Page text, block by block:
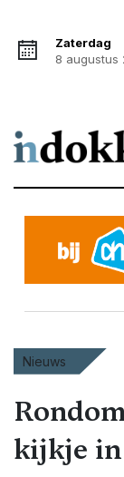
Zaterdag
8 augustus
Nieuws
kijkje